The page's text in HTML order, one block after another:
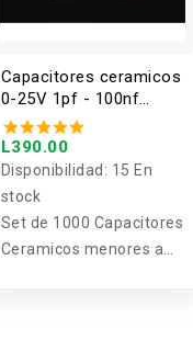
Capacitores ceramicos
0-25V 1pf - 100nf
(1000 unidades)
L390.00
Disponibilidad: 15 En
stock
Set de 1000 Capacitores
Ceramicos menores a